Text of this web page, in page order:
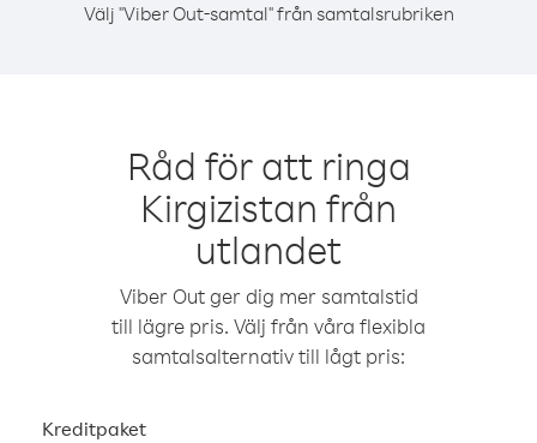
Välj "Viber Out-samtal" från samtalsrubriken
Råd för att ringa
Kirgizistan från
utlandet
Viber Out ger dig mer samtalstid
till lägre pris. Välj från våra flexibla
samtalsalternativ till lågt pris:
Kreditpaket